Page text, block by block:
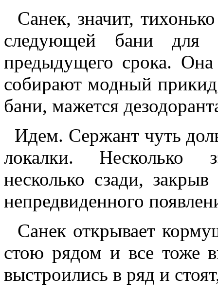
Санек, значит,
следующей бани для
предыдущего срока.
собирают модный
бани, мажется
Идем. Сержант чуть
локалки. Несколько
несколько сзади,
непредвиденного
Санек открывает
стою рядом и все тоже
выстроились в ряд и